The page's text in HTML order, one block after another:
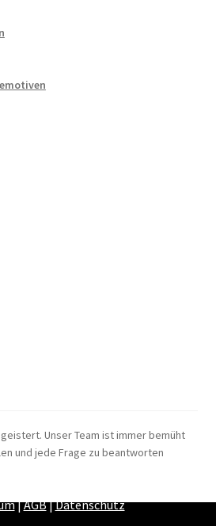
Unser Team ist immer bemüht
und jede Frage zu beantworten
|AGB|Datenschutz